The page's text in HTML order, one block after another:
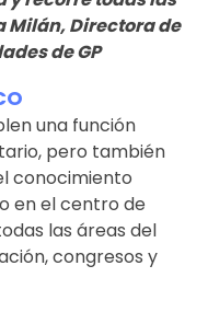
Milán, Directora de
de GP
una función
pero también
conocimiento
en el centro de
las áreas del
congresos y